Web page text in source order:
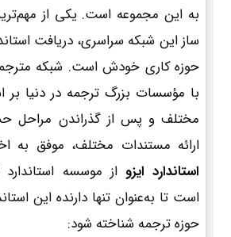
به این مجموعه است. یکی از
ساز این شبکه سراسری، دریافت
حوزه کاری خودش است. شبکه
با مؤسسات بزرگ ترجمه در دنیا بر
مختلف و پس از گذراندن مراحل
ارائه مستندات مختلف، موفق به
استاندارد ایزو از موسسه
است تا به‌عنوان تنها دارنده این
حوزه ترجمه شناخته شود: